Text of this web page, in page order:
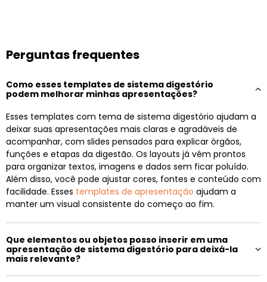
Perguntas frequentes
Como esses templates de sistema digestório
podem melhorar minhas apresentações?
Esses templates com tema de sistema digestório ajudam a
deixar suas apresentações mais claras e agradáveis de
acompanhar, com slides pensados para explicar órgãos,
funções e etapas da digestão. Os layouts já vêm prontos
para organizar textos, imagens e dados sem ficar poluído.
Além disso, você pode ajustar cores, fontes e conteúdo com
facilidade. Esses templates de apresentação ajudam a
manter um visual consistente do começo ao fim.
Que elementos ou objetos posso inserir em uma
apresentação de sistema digestório para deixá-la
mais relevante?